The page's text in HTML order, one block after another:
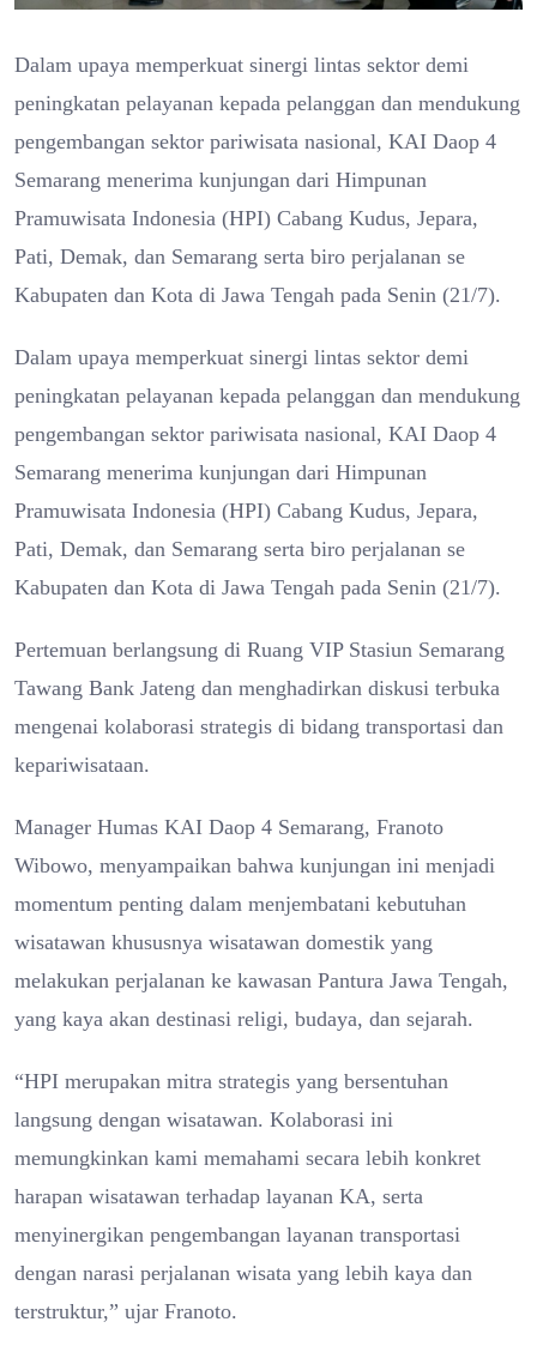
Dalam upaya memperkuat sinergi lintas sektor demi
peningkatan pelayanan kepada pelanggan dan mendukung
pengembangan sektor pariwisata nasional, KAI Daop 4
Semarang menerima kunjungan dari Himpunan
Pramuwisata Indonesia (HPI) Cabang Kudus, Jepara,
Pati, Demak, dan Semarang serta biro perjalanan se
Kabupaten dan Kota di Jawa Tengah pada Senin (21/7).
Dalam upaya memperkuat sinergi lintas sektor demi
peningkatan pelayanan kepada pelanggan dan mendukung
pengembangan sektor pariwisata nasional, KAI Daop 4
Semarang menerima kunjungan dari Himpunan
Pramuwisata Indonesia (HPI) Cabang Kudus, Jepara,
Pati, Demak, dan Semarang serta biro perjalanan se
Kabupaten dan Kota di Jawa Tengah pada Senin (21/7).
Pertemuan berlangsung di Ruang VIP Stasiun Semarang
Tawang Bank Jateng dan menghadirkan diskusi terbuka
mengenai kolaborasi strategis di bidang transportasi dan
kepariwisataan.
Manager Humas KAI Daop 4 Semarang, Franoto
Wibowo, menyampaikan bahwa kunjungan ini menjadi
momentum penting dalam menjembatani kebutuhan
wisatawan khususnya wisatawan domestik yang
melakukan perjalanan ke kawasan Pantura Jawa Tengah,
yang kaya akan destinasi religi, budaya, dan sejarah.
“HPI merupakan mitra strategis yang bersentuhan
langsung dengan wisatawan. Kolaborasi ini
memungkinkan kami memahami secara lebih konkret
harapan wisatawan terhadap layanan KA, serta
menyinergikan pengembangan layanan transportasi
dengan narasi perjalanan wisata yang lebih kaya dan
terstruktur,” ujar Franoto.